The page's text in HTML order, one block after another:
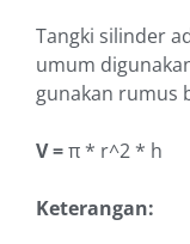
Tangki silinder
umum
gunakan rumus
V =π * r^2 * h
Keterangan: